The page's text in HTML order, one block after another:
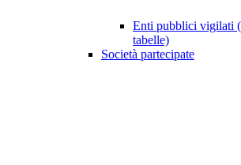
Enti pubblici vigilati
tabelle)
Società partecipate